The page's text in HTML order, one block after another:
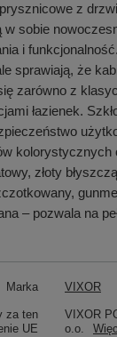
z
w sobie
i
sprawiają, że
zarówno z
łazienek.
kolorystycznych
złoty
– pozwala na
Marka VIXOR
za ten
UE
VIXOR
o.o.